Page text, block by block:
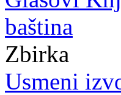
baština
Zbirka
Usmeni